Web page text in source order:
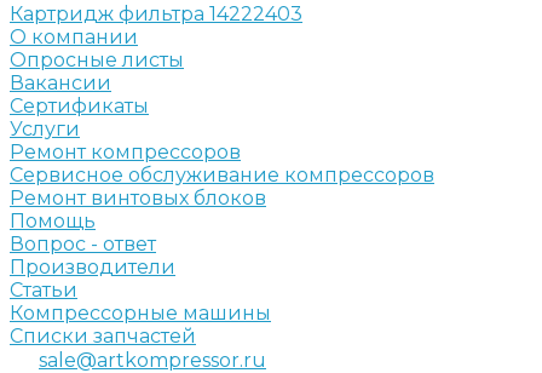
Картридж фильтра 14222403
О компании
Опросные листы
Вакансии
Сертификаты
Услуги
Ремонт компрессоров
Сервисное обслуживание компрессоров
Ремонт винтовых блоков
Помощь
Вопрос - ответ
Производители
Статьи
Компрессорные машины
Списки запчастей
sale@artkompressor.ru